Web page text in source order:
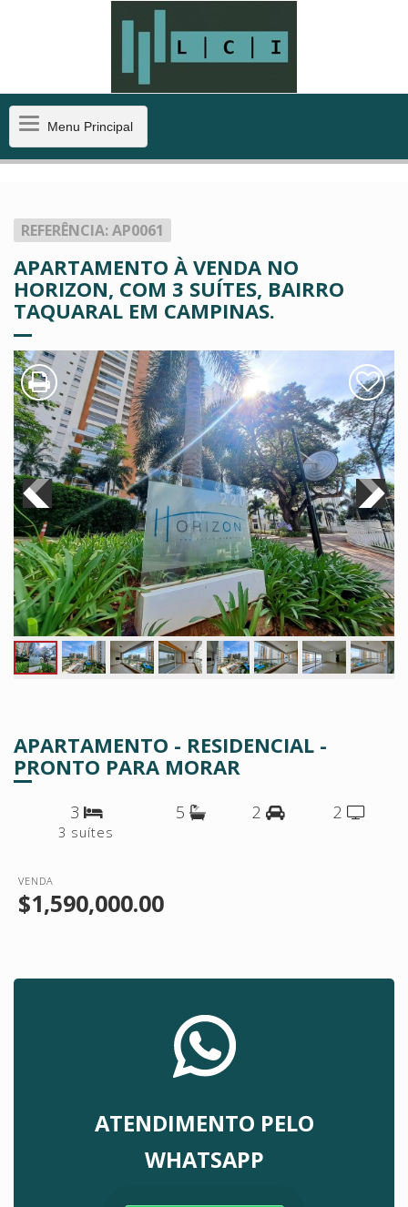
MenuMenu Principal
REFERÊNCIA: AP0061
APARTAMENTO À VENDA NO
HORIZON, COM 3 SUÍTES, BAIRRO
TAQUARAL EM CAMPINAS.
APARTAMENTO - RESIDENCIAL -
PRONTO PARA MORAR
3
3 suítes
5 2 2
VENDA
$1,590,000.00
ATENDIMENTO PELO
WHATSAPP